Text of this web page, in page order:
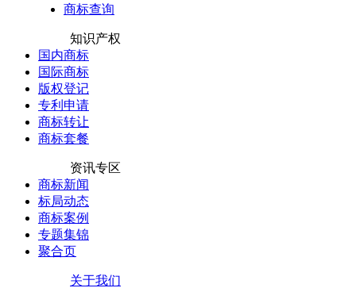
商标查询
知识产权
国内商标
国际商标
版权登记
专利申请
商标转让
商标套餐
资讯专区
商标新闻
标局动态
商标案例
专题集锦
聚合页
关于我们